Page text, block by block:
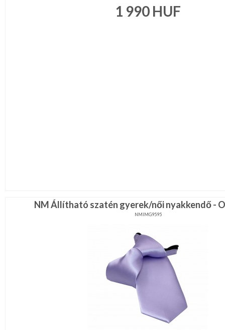
1 990 HUF
NM Állítható szatén gyerek/női nyakkendő -
NMIMG9595